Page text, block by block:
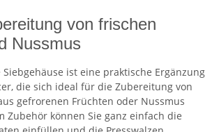
von frischen
Nussmus
Siebgehäuse ist eine praktische Ergänzung
die sich ideal für die Zubereitung von
gefrorenen Früchten oder Nussmus
Zubehör können Sie ganz einfach die